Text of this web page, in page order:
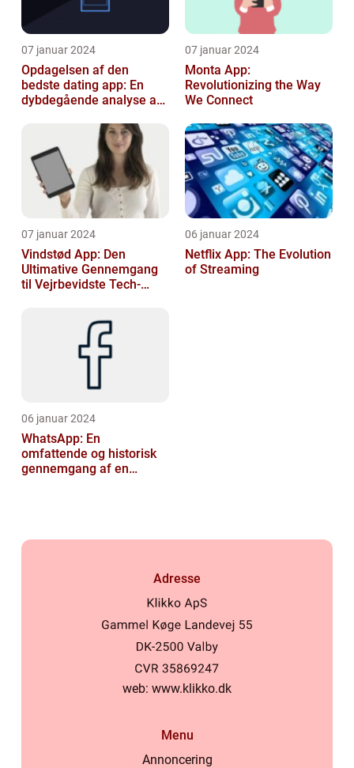
07 januar 2024
Opdagelsen af den
bedste dating app: En
dybdegående analyse af
07 januar 2024
Monta App:
Revolutionizing the Way
We Connect
07 januar 2024
Vindstød App: Den
Ultimative Gennemgang
til Vejrbevidste Tech-
06 januar 2024
Netflix App: The Evolution
of Streaming
06 januar 2024
WhatsApp: En
omfattende og historisk
gennemgang af en
Adresse
web: www.klikko.dk
Menu
Annoncering